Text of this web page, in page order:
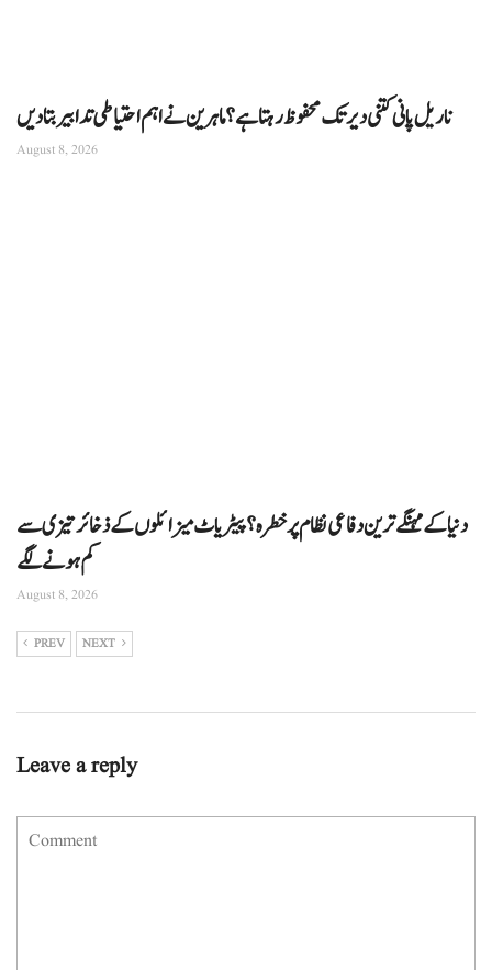
ناریل پانی کتنی دیر تک محفوظ رہتا ہے؟ ماہرین نے اہم احتیاطی تدابیر بتا دیں
August 8, 2026
دنیا کے مہنگے ترین دفاعی نظام پر خطرہ؟ پیٹریاٹ میزائلوں کے ذخائر تیزی سے
کم ہونے لگے
August 8, 2026
PREV NEXT
Leave a reply